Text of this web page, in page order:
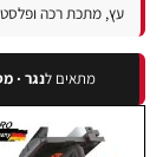
מתכת רכה ופלסטיק.
מתאים לנגר · מסגר ·